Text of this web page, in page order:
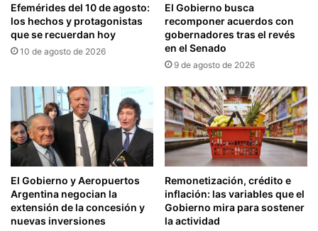
Efemérides del 10 de agosto:
los hechos y protagonistas
que se recuerdan hoy
10 de agosto de 2026
El Gobierno busca
recomponer acuerdos con
gobernadores tras el revés
en el Senado
9 de agosto de 2026
El Gobierno y Aeropuertos
Argentina negocian la
extensión de la concesión y
nuevas inversiones
Remonetización, crédito e
inflación: las variables que el
Gobierno mira para sostener
la actividad